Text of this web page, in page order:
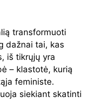
transformuoti
dažnai tai, kas
iš tikrųjų yra
– klastotė, kurią
feministe.
siekiant skatinti